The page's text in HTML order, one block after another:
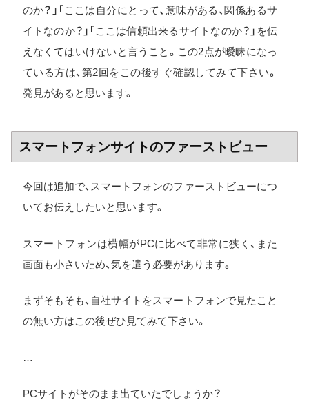
のか？」「ここは自分にとって、意味がある、関係あるサ
イトなのか？」「ここは信頼出来るサイトなのか？」を伝
えなくてはいけないと言うこと。この2点が曖昧になっ
ている方は、第2回をこの後すぐ確認してみて下さい。
発見があると思います。
スマートフォンサイトのファーストビュー
今回は追加で、スマートフォンのファーストビューにつ
いてお伝えしたいと思います。
スマートフォンは横幅がPCに比べて非常に狭く、また
画面も小さいため、気を遣う必要があります。
まずそもそも、自社サイトをスマートフォンで見たこと
の無い方はこの後ぜひ見てみて下さい。
…
PCサイトがそのまま出ていたでしょうか？